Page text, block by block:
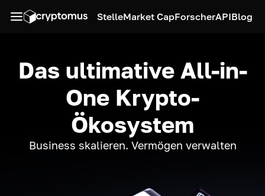
StelleMarket CapForscherAPIBlog
Das ultimative All-in-
One Krypto-
Ökosystem
Business skalieren. Vermögen verwalten